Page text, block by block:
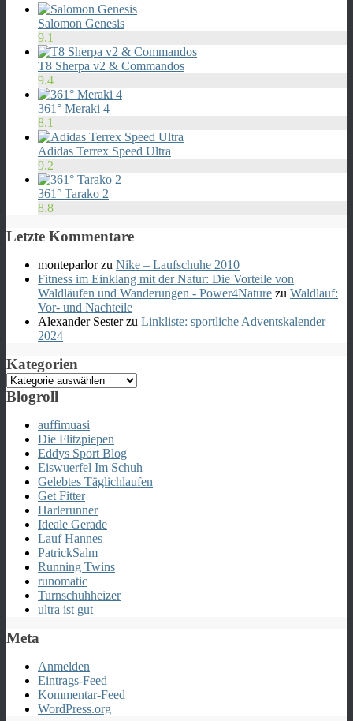
Salomon Genesis
9.1
T8 Sherpa v2 & Commandos
9.4
361° Meraki 4
8.1
Adidas Terrex Speed Ultra
9.2
361° Tarako 2
8.8
Letzte Kommentare
monteparlorzu Nike – Laufschuhe 2010
Fitness im Einklang mit der Natur: Die Vorteile von
Waldläufen und Wanderungen - Power4Nature zu Waldlauf:
Vor- und Nachteile
Alexander Sesterzu Linkliste: sportliche Adventskalender
2024
Kategorien
Kategorien
Blogroll
auffimuasi
Die Flitzpiepen
Eddys Sport Blog
Eiswuerfel Im Schuh
Gelebtes Täglichlaufen
Get Fitter
Harlerunner
Ideale Gerade
Lauf Hannes
PatrickSalm
Running Twins
runomatic
Turnschuhheizer
ultra ist gut
Meta
Anmelden
Eintrags-Feed
Kommentar-Feed
WordPress.org